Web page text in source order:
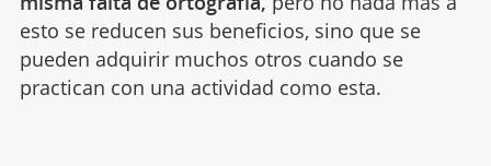
esto se reducen sus beneficios, sino que se
pueden adquirir muchos otros cuando se
practican con una actividad como esta.